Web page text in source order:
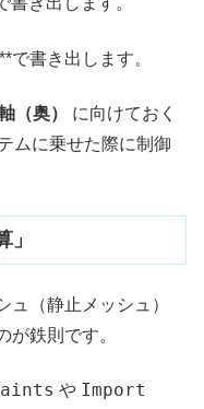
で書き出します。
（奥）
に向けておく
ムに乗せた際に制御
ュ（静止メッシュ）
が鉄則です。
や Import